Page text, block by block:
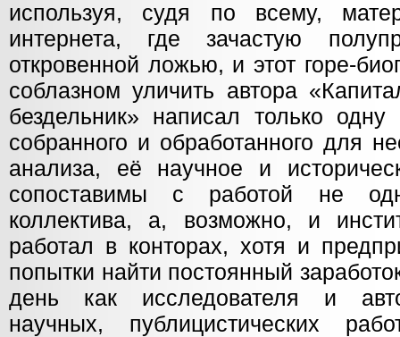
используя, судя по всему,
интернета, где зачастую
откровенной ложью, и этот горе-
соблазном уличить автора
бездельник» написал только
собранного и обработанного для
анализа, её научное и
сопоставимы с работой не
коллектива, а, возможно, и
работал в конторах, хотя и
попытки найти постоянный
день как исследователя и
научных, публицистических